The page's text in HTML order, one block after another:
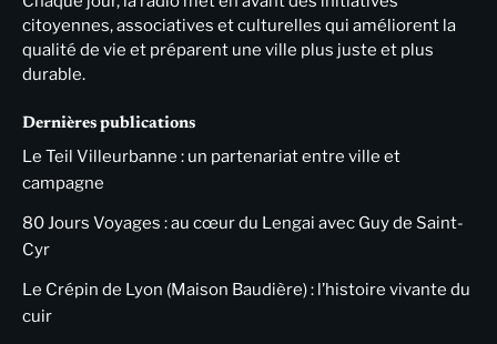
citoyennes, associatives et culturelles qui améliorent la
qualité de vie et préparent une ville plus juste et plus
durable.
Dernières publications
Le Teil Villeurbanne : un partenariat entre ville et
campagne
80 Jours Voyages : au cœur du Lengai avec Guy de Saint-
Cyr
Le Crépin de Lyon (Maison Baudière) : l’histoire vivante du
cuir